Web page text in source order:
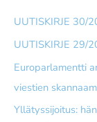
UUTISKIRJE 30/
UUTISKIRJE 29/
Europarlamentti
viestien
Yllätyssijoitus: